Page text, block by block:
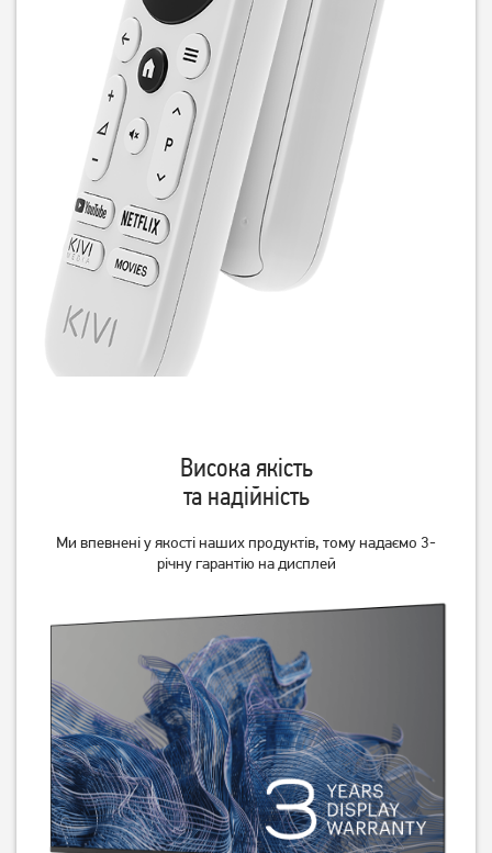
Висока якість
та надійність
Ми впевнені у якості наших продуктів, тому надаємо 3-
річну гарантію на дисплей